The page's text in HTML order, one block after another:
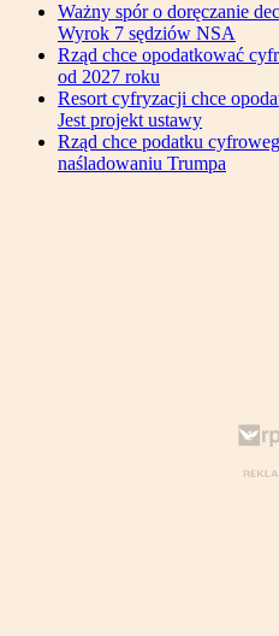
Ważny spór o doręczanie
Wyrok 7 sędziów NSA
Rząd chce opodatkować
od 2027 roku
Resort cyfryzacji chce
Jest projekt ustawy
Rząd chce podatku
naśladowaniu Trumpa